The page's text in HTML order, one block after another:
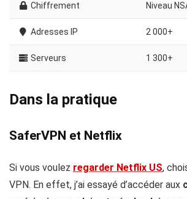
Chiffrement Niveau
Adresses IP 2 000+
Serveurs 1 300+
Dans la pratique
SaferVPN et Netflix
Si vous voulez regarder Netflix US,
VPN. En effet, j’ai essayé d’accéder aux